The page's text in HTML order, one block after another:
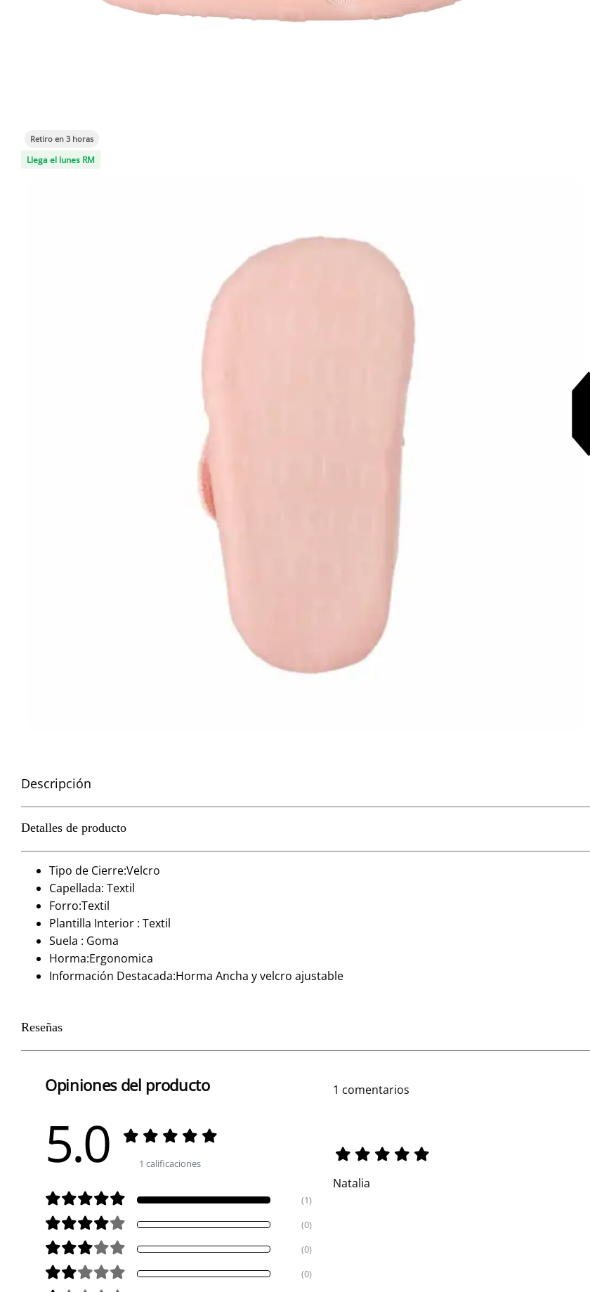
Retiro en 3 horas
Llega el lunes RM
Descripción
Detalles de producto
Tipo de Cierre:Velcro
Capellada: Textil
Forro:Textil
Plantilla Interior : Textil
Suela : Goma
Horma:Ergonomica
Información Destacada:Horma Ancha y velcro ajustable
Reseñas
Opiniones del producto
5.0 1 calificaciones
(1)
(0)
(0)
(0)
1 comentarios
Natalia